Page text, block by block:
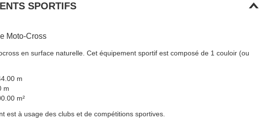
SPORTIFS
Moto-Cross
en surface naturelle. Cet équipement sportif est composé de 1 couloir (ou
m
m
m²
est à usage des clubs et de compétitions sportives.